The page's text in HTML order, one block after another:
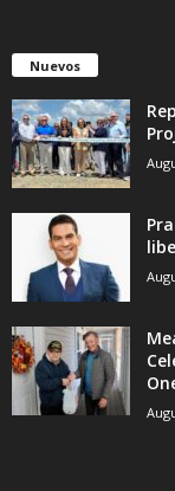
Nuevos